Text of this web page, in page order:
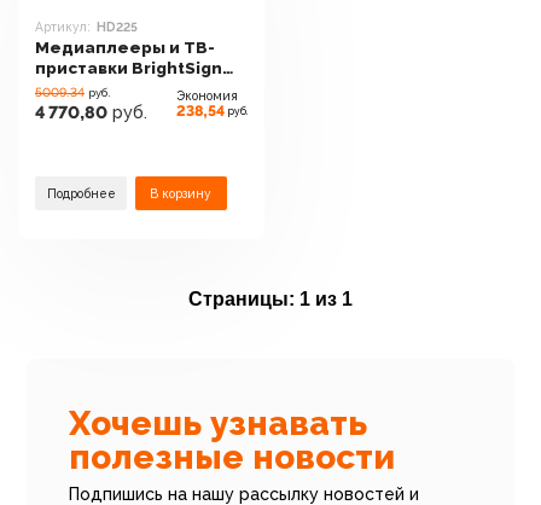
Артикул: HD225
Медиаплееры и ТВ-
приставки BrightSign
HD225
5009.34 руб.
4 770,80 руб.
Экономия
238,54 руб.
Подробнее В корзину
Страницы: 1 из 1
Хочешь узнавать
полезные новости
Подпишись на нашу рассылку новостей и